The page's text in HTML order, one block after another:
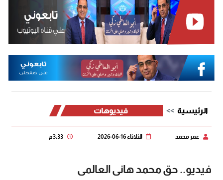
الرئيسية فيديوهات
عمر محمد الثلاثاء 16-06-2026 3:33 م
فيديو.. حق محمد هانى العالمى